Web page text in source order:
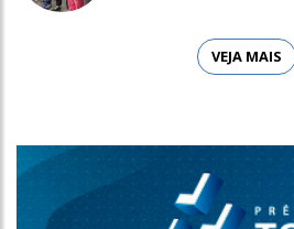
VEJA MAIS